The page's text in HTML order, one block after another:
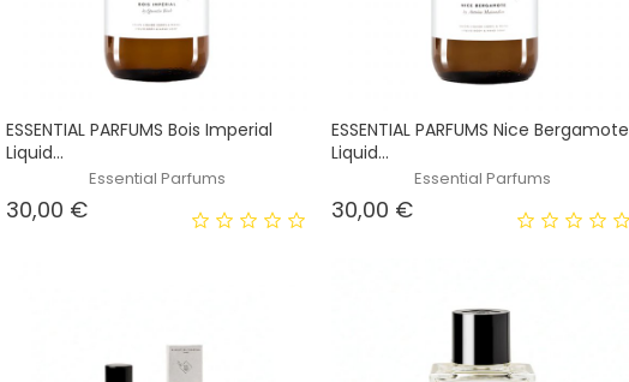
ESSENTIAL PARFUMS Bois Imperial
Liquid...
Essential Parfums
30,00 €Prezzo
ESSENTIAL PARFUMS Nice Bergamote
Liquid...
Essential Parfums
30,00 €Prezzo